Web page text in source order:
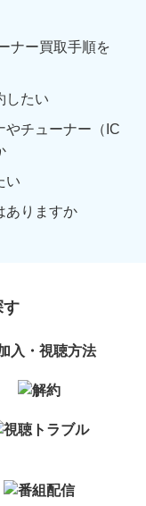
ナー買取手順を
したい
やチューナー（IC
い
ありますか
す